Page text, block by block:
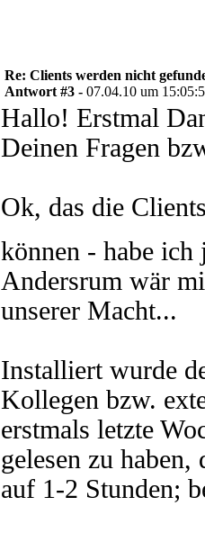
Re: Clients werden nicht
Antwort #3 - 07.04.10 um
Hallo! Erstmal
Deinen Fragen
Ok, das die
können - habe
Andersrum wär
unserer Macht...
Installiert wurde
Kollegen bzw.
erstmals letzte
gelesen zu
auf 1-2 Stunden;